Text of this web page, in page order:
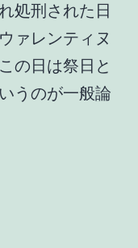
処刑された日
ァレンティヌ
の日は祭日と
うのが一般論